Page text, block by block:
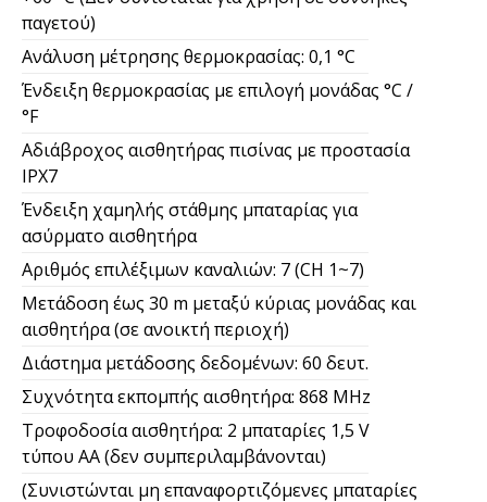
+60 °C (Δεν συνιστάται για χρήση σε συνθήκες
παγετού)
Ανάλυση μέτρησης θερμοκρασίας: 0,1 °C
Ένδειξη θερμοκρασίας με επιλογή μονάδας °C /
°F
Αδιάβροχος αισθητήρας πισίνας με προστασία
IPX7
Ένδειξη χαμηλής στάθμης μπαταρίας για
ασύρματο αισθητήρα
Αριθμός επιλέξιμων καναλιών: 7 (CH 1~7)
Μετάδοση έως 30 m μεταξύ κύριας μονάδας και
αισθητήρα (σε ανοικτή περιοχή)
Διάστημα μετάδοσης δεδομένων: 60 δευτ.
Συχνότητα εκπομπής αισθητήρα: 868 MHz
Τροφοδοσία αισθητήρα: 2 μπαταρίες 1,5 V
τύπου AA (δεν συμπεριλαμβάνονται)